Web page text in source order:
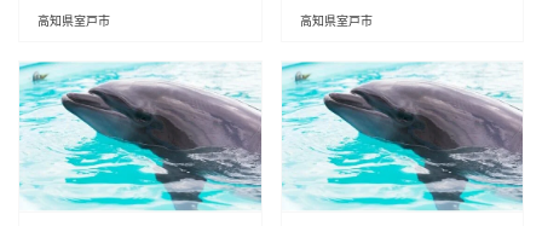
高知県室戸市 高知県室戸市